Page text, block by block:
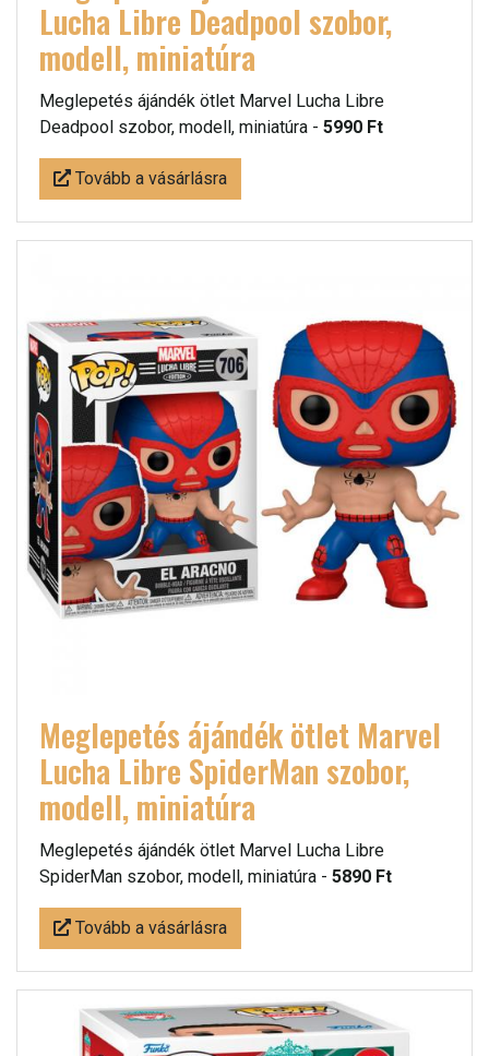
Lucha Libre Deadpool szobor,
modell, miniatúra
Meglepetés ájándék ötlet Marvel Lucha Libre
Deadpool szobor, modell, miniatúra - 5990 Ft
Tovább a vásárlásra
Meglepetés ájándék ötlet Marvel
Lucha Libre SpiderMan szobor,
modell, miniatúra
Meglepetés ájándék ötlet Marvel Lucha Libre
SpiderMan szobor, modell, miniatúra - 5890 Ft
Tovább a vásárlásra